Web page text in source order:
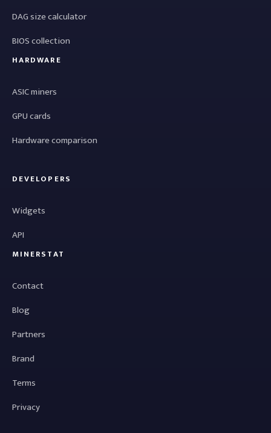
DAG size calculator
BIOS collection
HARDWARE
ASIC miners
GPU cards
Hardware comparison
DEVELOPERS
Widgets
API
MINERSTAT
Contact
Blog
Partners
Brand
Terms
Privacy